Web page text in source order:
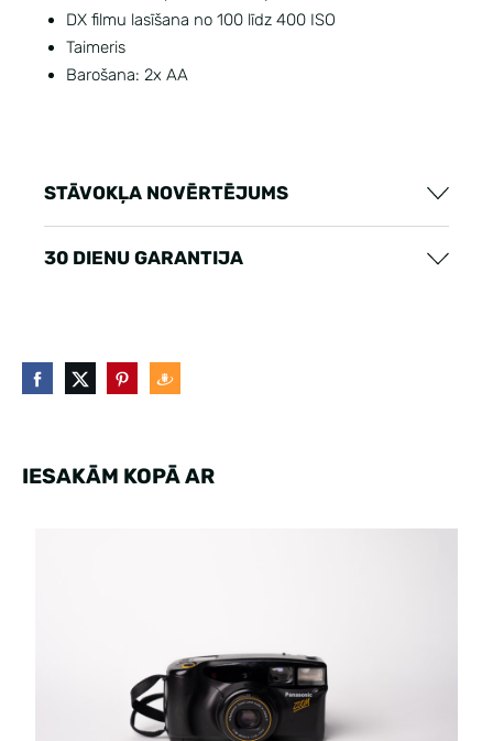
DX filmu lasīšana no 100 līdz 400 ISO
Taimeris
Barošana: 2x AA
STĀVOKĻA NOVĒRTĒJUMS
30 DIENU GARANTIJA
IESAKĀM KOPĀ AR